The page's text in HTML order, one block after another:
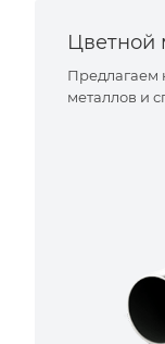
Цветной
Предлагаем
металлов и